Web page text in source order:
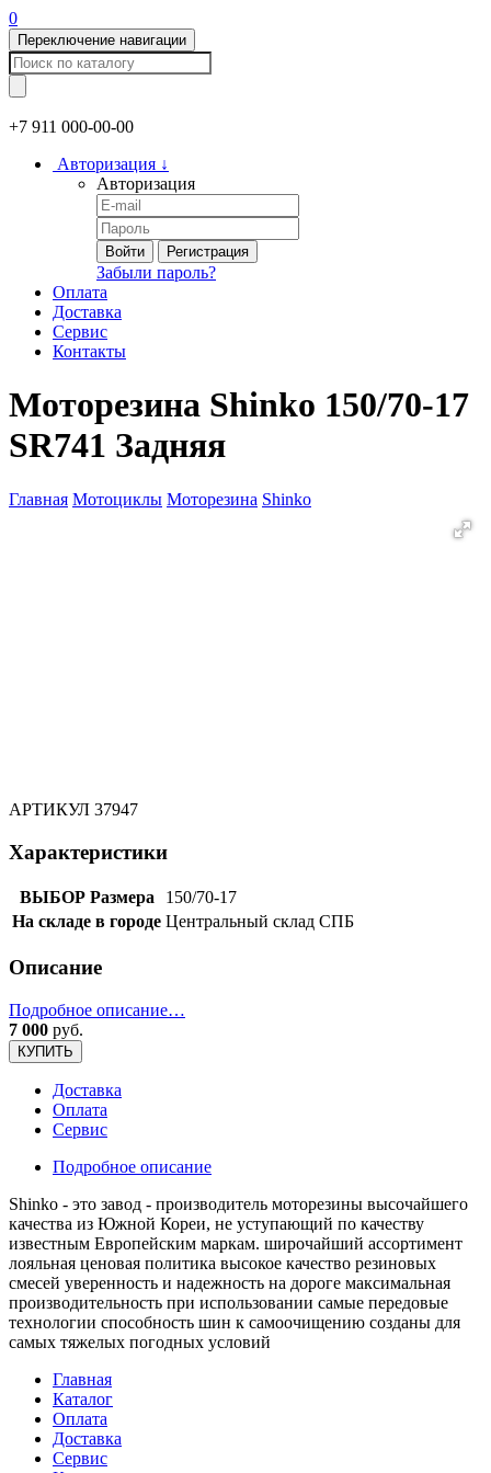
0
Переключение навигации
+7 911 000-00-00
Авторизация ↓
Авторизация
Войти Регистрация
Забыли пароль?
Оплата
Доставка
Сервис
Контакты
Моторезина Shinko 150/70-17
SR741 Задняя
Главная Мотоциклы Моторезина Shinko
АРТИКУЛ 37947
Характеристики
ВЫБОР Размера
150/70-17
На складе в городе Центральный склад СПБ
Описание
Подробное описание…
7 000 руб.
КУПИТЬ
Доставка
Оплата
Сервис
Подробное описание
Shinko - это завод - производитель моторезины высочайшего
качества из Южной Кореи, не уступающий по качеству
известным Европейским маркам. широчайший ассортимент
лояльная ценовая политика высокое качество резиновых
смесей уверенность и надежность на дороге максимальная
производительность при использовании самые передовые
технологии способность шин к самоочищению созданы для
самых тяжелых погодных условий
Главная
Каталог
Оплата
Доставка
Сервис